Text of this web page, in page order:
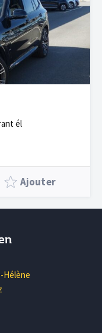
él
Ajouter
Hélène